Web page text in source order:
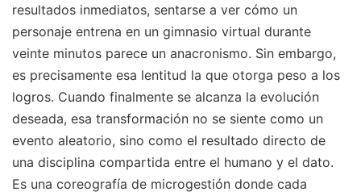
resultados inmediatos, sentarse a ver cómo un
personaje entrena en un gimnasio virtual durante
veinte minutos parece un anacronismo. Sin embargo,
es precisamente esa lentitud la que otorga peso a los
logros. Cuando finalmente se alcanza la evolución
deseada, esa transformación no se siente como un
evento aleatorio, sino como el resultado directo de
una disciplina compartida entre el humano y el dato.
Es una coreografía de microgestión donde cada